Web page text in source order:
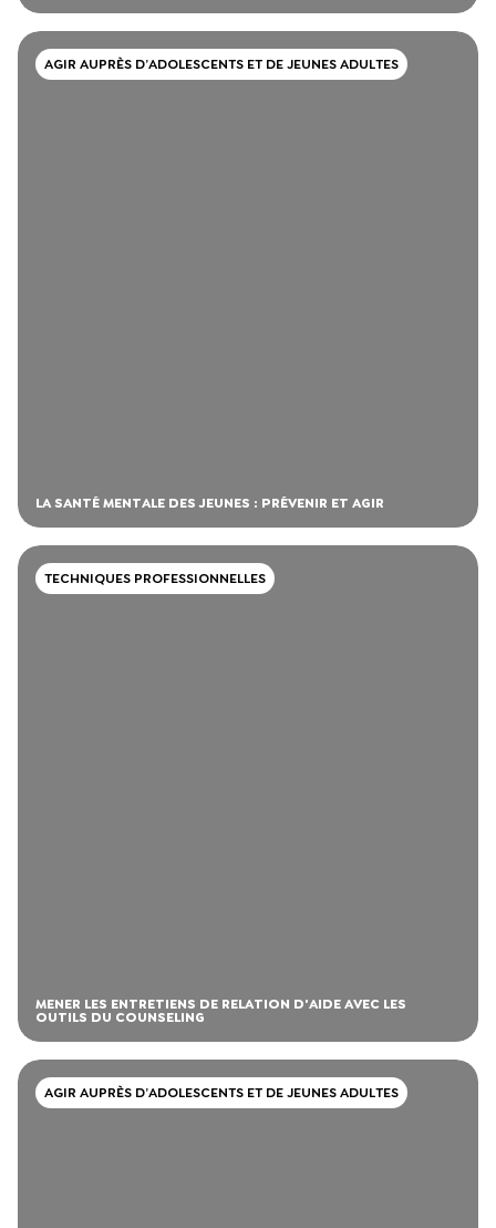
AGIR AUPRÈS D’ADOLESCENTS ET DE JEUNES ADULTES
LA SANTÉ MENTALE DES JEUNES : PRÉVENIR ET AGIR
TECHNIQUES PROFESSIONNELLES
MENER LES ENTRETIENS DE RELATION D'AIDE AVEC LES
OUTILS DU COUNSELING
AGIR AUPRÈS D’ADOLESCENTS ET DE JEUNES ADULTES